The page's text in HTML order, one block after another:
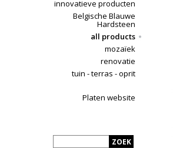
innovatieve producten
Belgische Blauwe
Hardsteen
all products
mozaïek
renovatie
tuin - terras - oprit
Platen website